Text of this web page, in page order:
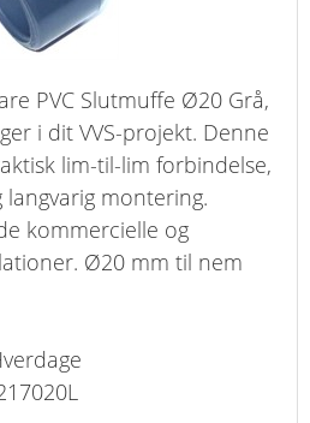
PVC Slutmuffe Ø20 Grå,
i dit VVS-projekt. Denne
lim-til-lim forbindelse,
montering.
kommercielle og
Ø20 mm til nem